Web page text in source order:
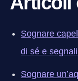
Sognare
di sé e
Sognare